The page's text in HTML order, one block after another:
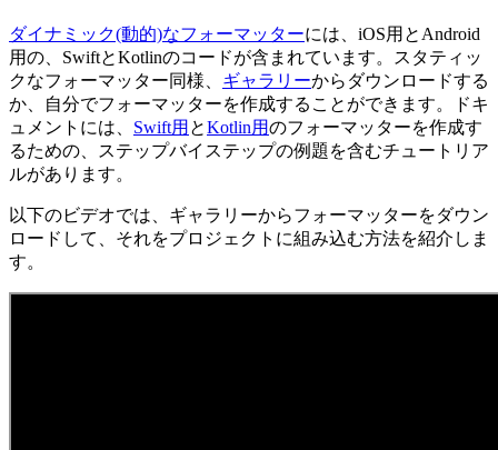
ダイナミック(動的)なフォーマッターには、iOS用とAndroid
用の、SwiftとKotlinのコードが含まれています。スタティッ
クなフォーマッター同様、 ギャラリーからダウンロードする
か、自分でフォーマッターを作成することができます。ドキ
ュメントには、 Swift用 とKotlin用のフォーマッターを作成す
るための、ステップバイステップの例題を含むチュートリア
ルがあります。
以下のビデオでは、ギャラリーからフォーマッターをダウン
ロードして、それをプロジェクトに組み込む方法を紹介しま
す。